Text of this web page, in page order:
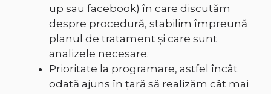
up sau facebook) în care discutăm
despre procedură, stabilim împreună
planul de tratament și care sunt
analizele necesare.
Prioritate la programare, astfel încât
odată ajuns în țară să realizăm cât mai